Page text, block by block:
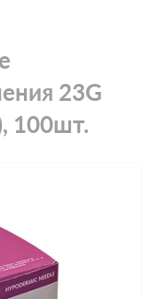
23G
100шт.